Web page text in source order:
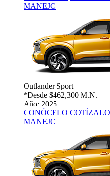
MANEJO
Outlander Sport
*Desde $462,300 M.N.
Año: 2025
CONÓCELO COTÍZALO
MANEJO